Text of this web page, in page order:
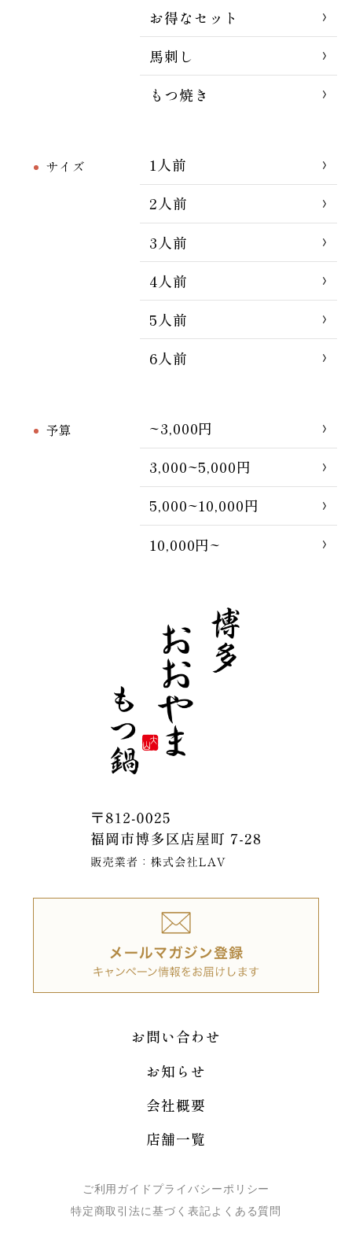
お得なセット
馬刺し
もつ焼き
サイズ
1人前
2人前
3人前
4人前
5人前
6人前
予算
~3,000円
3,000~5,000円
5,000~10,000円
10,000円~
お問い合わせ
お知らせ
会社概要
店舗一覧
ご利用ガイド プライバシーポリシー
特定商取引法に基づく表記よくある質問